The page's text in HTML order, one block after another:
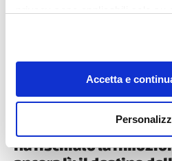
modificare o revocare il proprio
momento dalla Dichiarazione
sull'icona di attivazione della
raccogliere informazioni
geografica, con
Accetta e
Ha rischiato la